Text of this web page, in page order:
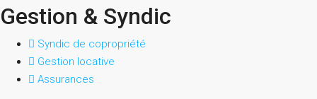
Gestion & Syndic
Syndic de copropriété
Gestion locative
Assurances